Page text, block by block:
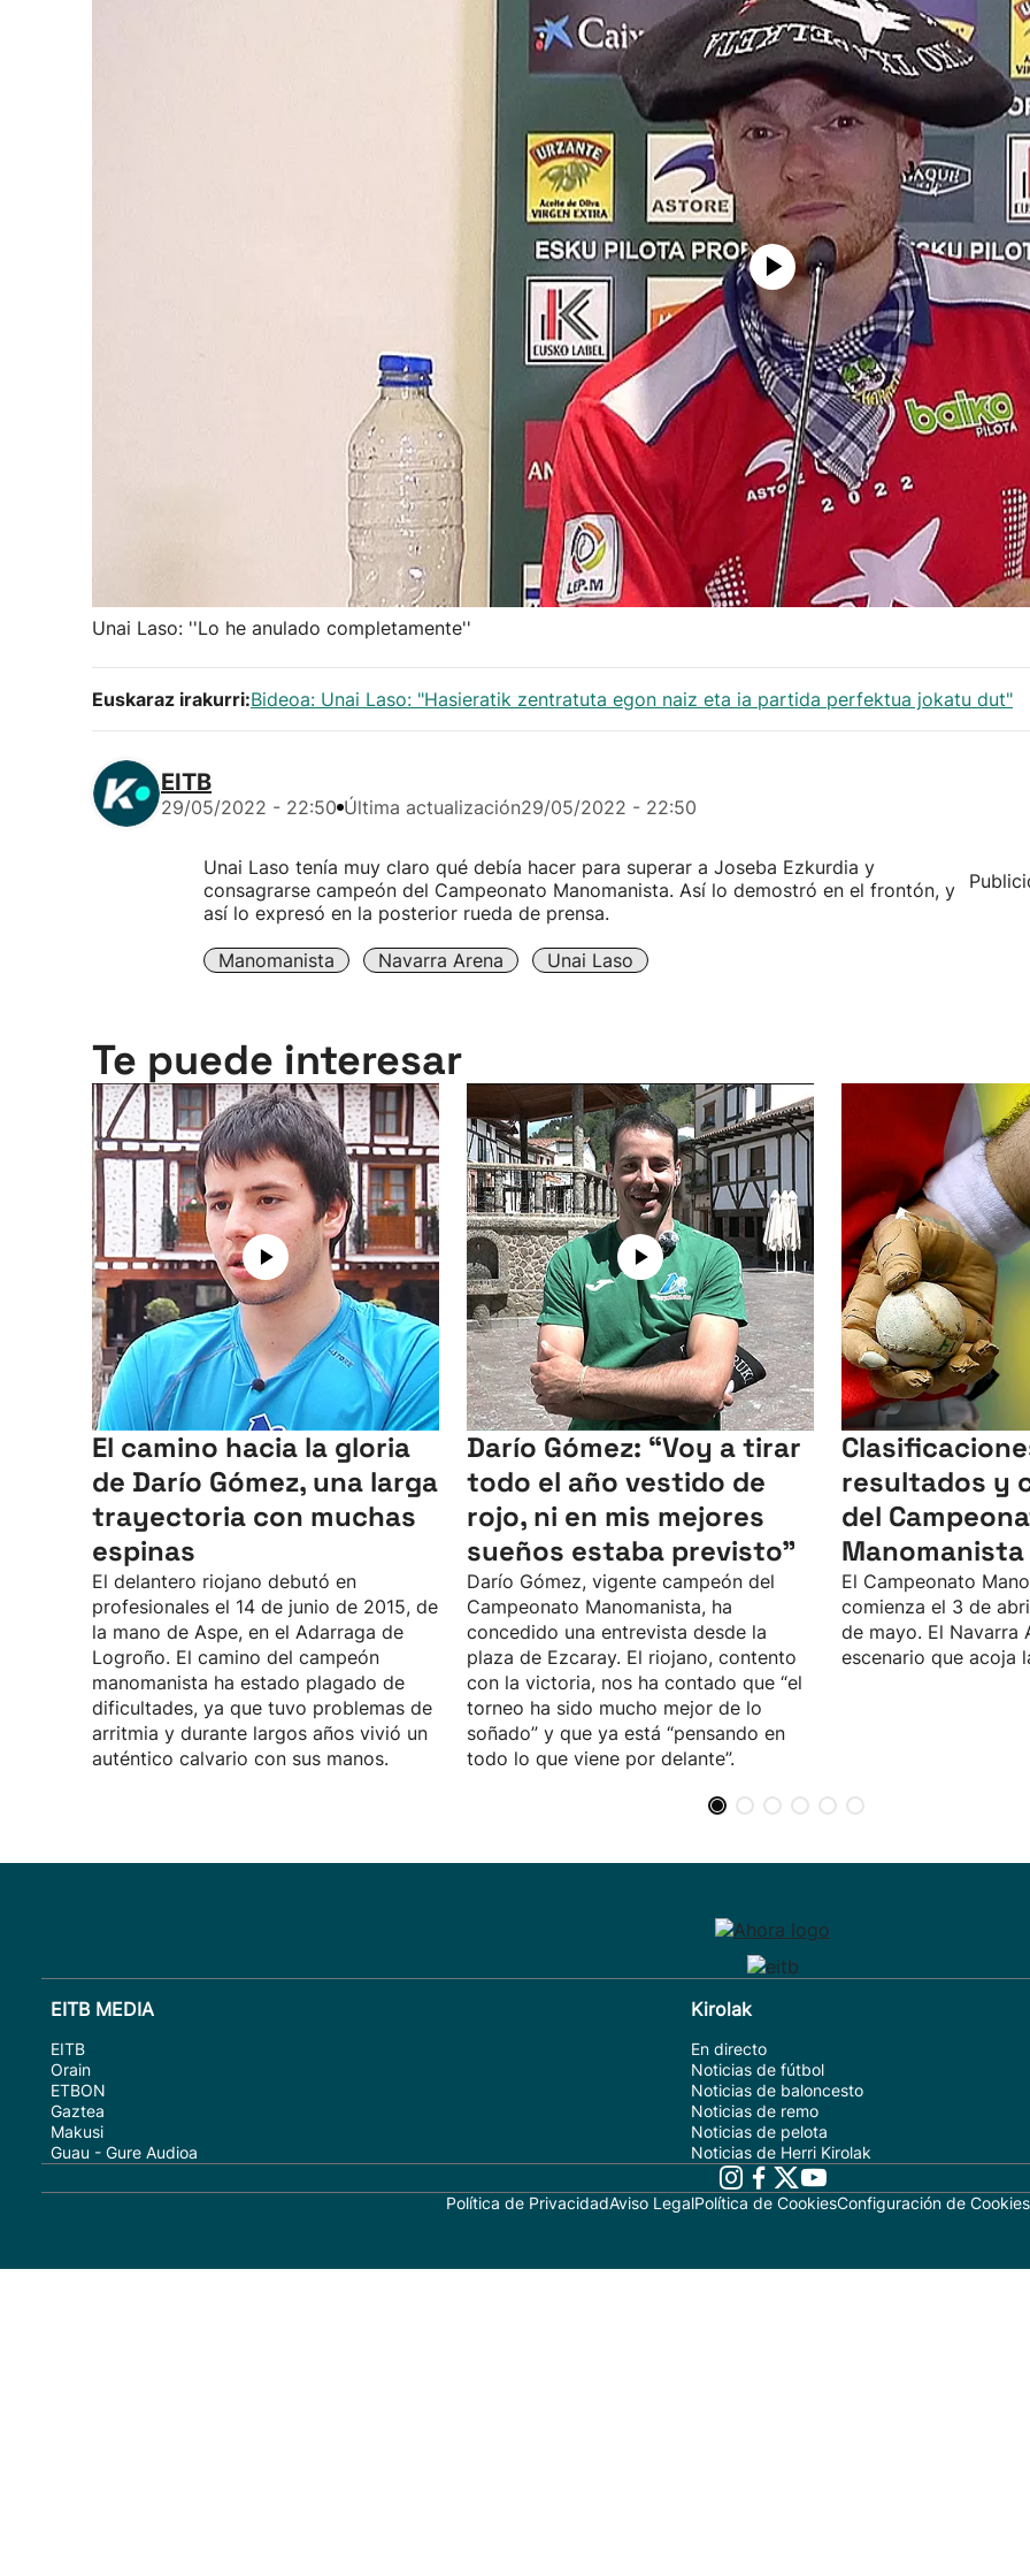
Unai Laso: ''Lo he anulado completamente''
Euskaraz irakurri:Bideoa: Unai Laso: "Hasieratik zentratuta egon naiz eta ia partida perfektua jokatu dut"
EITB
29/05/2022 - 22:50 Última actualización29/05/2022 - 22:50
Unai Laso tenía muy claro qué debía hacer para superar a Joseba Ezkurdia y
consagrarse campeón del Campeonato Manomanista. Así lo demostró en el frontón, y
así lo expresó en la posterior rueda de prensa.
Manomanista Navarra Arena Unai Laso
Te puede interesar
El camino hacia la gloria
de Darío Gómez, una larga
trayectoria con muchas
espinas
El delantero riojano debutó en
profesionales el 14 de junio de 2015, de
la mano de Aspe, en el Adarraga de
Logroño. El camino del campeón
manomanista ha estado plagado de
dificultades, ya que tuvo problemas de
arritmia y durante largos años vivió un
auténtico calvario con sus manos.
Darío Gómez: “Voy a tirar
todo el año vestido de
rojo, ni en mis mejores
sueños estaba previsto”
Darío Gómez, vigente campeón del
Campeonato Manomanista, ha
concedido una entrevista desde la
plaza de Ezcaray. El riojano, contento
con la victoria, nos ha contado que “el
torneo ha sido mucho mejor de lo
soñado” y que ya está “pensando en
todo lo que viene por delante”.
resultados y
del
El Campeonato
comienza el 3 de
de mayo. El Navarra
escenario que acoja
EITB MEDIA
EITB
Orain
ETBON
Gaztea
Makusi
Guau - Gure Audioa
Kirolak
En directo
Noticias de fútbol
Noticias de baloncesto
Noticias de remo
Noticias de pelota
Noticias de Herri Kirolak
Política de PrivacidadAviso LegalPolítica de CookiesConfiguración de Cookies